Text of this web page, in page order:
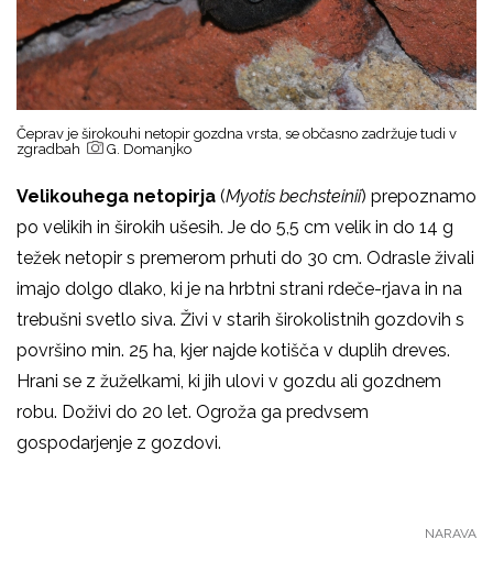
Čeprav je širokouhi netopir gozdna vrsta, se občasno zadržuje tudi v
zgradbah
G. Domanjko
Velikouhega netopirja (Myotis bechsteinii) prepoznamo
po velikih in širokih ušesih. Je do 5,5 cm velik in do 14 g
težek netopir s premerom prhuti do 30 cm. Odrasle živali
imajo dolgo dlako, ki je na hrbtni strani rdeče-rjava in na
trebušni svetlo siva. Živi v starih širokolistnih gozdovih s
površino min. 25 ha, kjer najde kotišča v duplih dreves.
Hrani se z žuželkami, ki jih ulovi v gozdu ali gozdnem
robu. Doživi do 20 let. Ogroža ga predvsem
gospodarjenje z gozdovi.
NARAVA